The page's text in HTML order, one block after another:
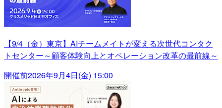
【9/4（金）東京】AIチームメイトが変える次世代コンタク
トセンター～顧客体験向上とオペレーション改革の最前線～
開催前2026年9月4日(金) 15:00